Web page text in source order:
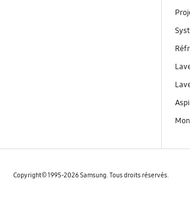
Copyright© 1995-2026 Samsung. Tous droits réservés.